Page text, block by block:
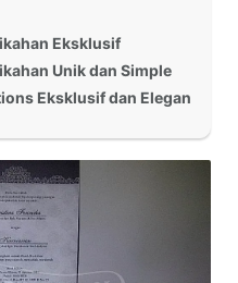
Eksklusif
Unik dan Simple
Eksklusif dan Elegan